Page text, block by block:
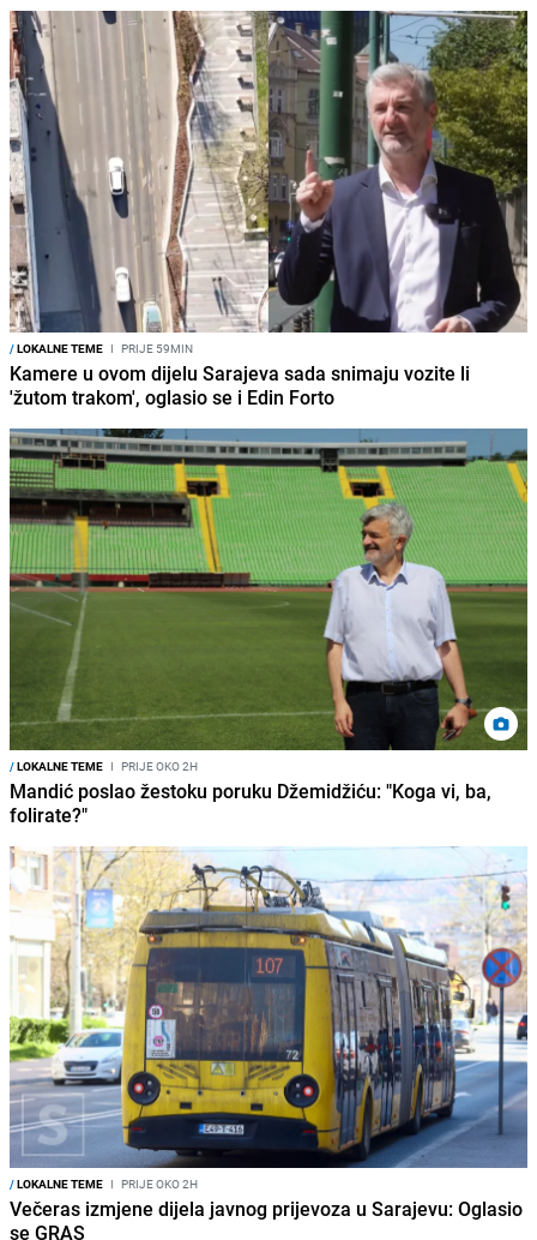
/LOKALNE TEME I PRIJE 59MIN
Kamere u ovom dijelu Sarajeva sada snimaju vozite li
'žutom trakom', oglasio se i Edin Forto
/LOKALNE TEME I PRIJE OKO 2H
Mandić poslao žestoku poruku Džemidžiću: "Koga vi, ba,
folirate?"
/LOKALNE TEME I PRIJE OKO 2H
Večeras izmjene dijela javnog prijevoza u Sarajevu: Oglasio
se GRAS